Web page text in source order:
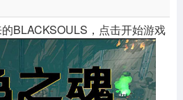
BLACKSOULS，点击开始游戏